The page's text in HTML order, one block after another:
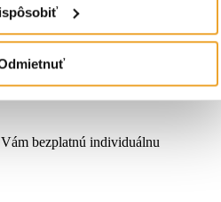
bezplatnú individuálnu